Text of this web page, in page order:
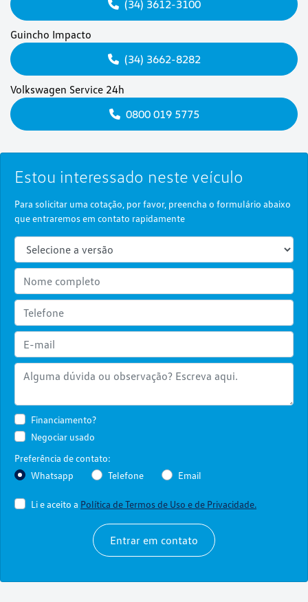
Estou interessado neste veículo
Para solicitar uma cotação, por favor, preencha o formulário abaixo
que entraremos em contato rapidamente
Financiamento?
Negociar usado
Preferência de contato:
Whatsapp
Telefone Email
Li e aceito a Política de Termos de Uso e de Privacidade.
Entrar em contato
(34) 3612-3100
Guincho Impacto
(34) 3662-8282
Volkswagen Service 24h
0800 019 5775